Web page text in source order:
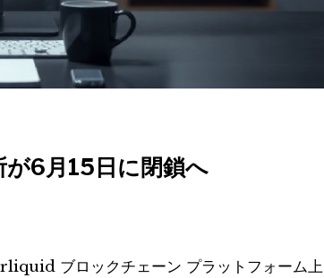
6月15日に閉鎖へ
ブロックチェーン プラットフォーム上